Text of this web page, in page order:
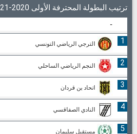
ترتيب البطولة المحترفة الأولى 2020-2021
-
1 الترجي الرياضي التونسي
2 النجم الرياضي الساحلي
3 اتحاد بن قردان
4 النادي الصفاقسي
5 مستقبل سليمان